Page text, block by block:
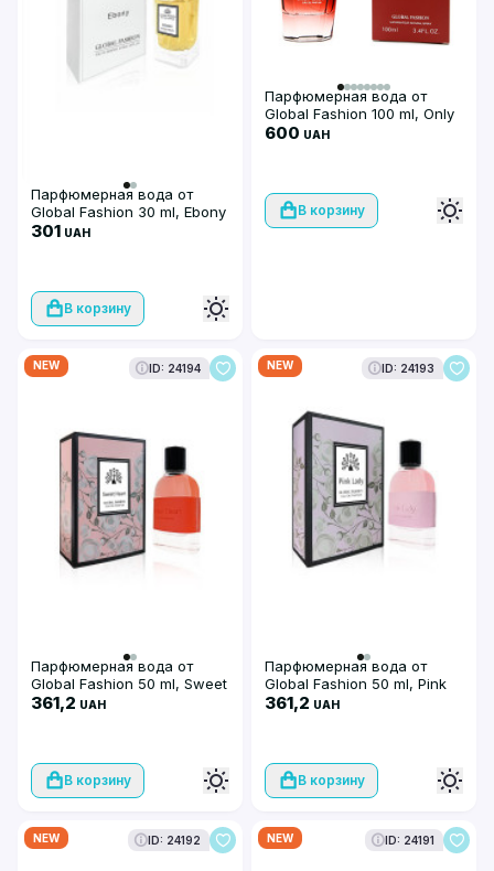
Парфюмерная вода от
Global Fashion 30 ml, Ebony
301 UAH
В корзину
Парфюмерная вода от
Global Fashion 100 ml, Only
Lady
600 UAH
В корзину
NEW ID: 24194
Парфюмерная вода от
Global Fashion 50 ml, Sweet
Heart
361,2 UAH
В корзину
NEW ID: 24193
Парфюмерная вода от
Global Fashion 50 ml, Pink
Lady
361,2 UAH
В корзину
NEW ID: 24192 NEW ID: 24191